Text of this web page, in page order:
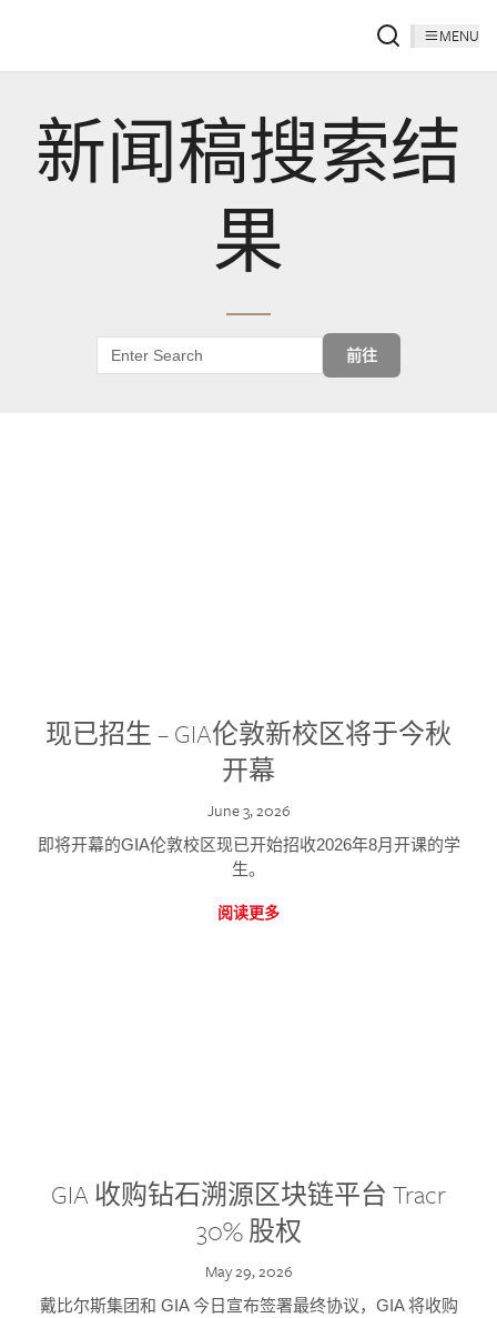
MENU
新闻稿搜索结
果
前往
现已招生 – GIA伦敦新校区将于今秋
开幕
June 3, 2026
即将开幕的GIA伦敦校区现已开始招收2026年8月开课的学
生。
阅读更多
GIA 收购钻石溯源区块链平台 Tracr
30% 股权
May 29, 2026
戴比尔斯集团和 GIA 今日宣布签署最终协议，GIA 将收购